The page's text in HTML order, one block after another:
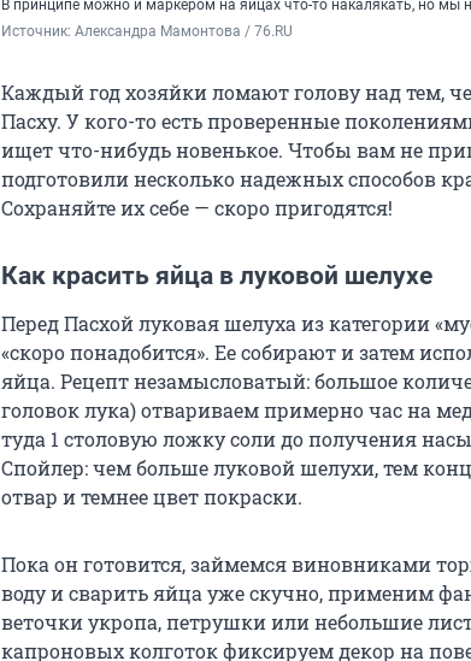
В принципе можно и маркером на яйцах что-то накалякать, но мы
Источник: Александра Мамонтова / 76.RU
Каждый год хозяйки ломают голову над тем,
Пасху. У кого-то есть проверенные
ищет что-нибудь новенькое. Чтобы вам не
подготовили несколько надежных способов
Сохраняйте их себе — скоро пригодятся!
Как красить яйца в луковой шелухе
Перед Пасхой луковая шелуха из категории
«скоро понадобится». Ее собирают и затем
яйца. Рецепт незамысловатый: большое
головок лука) отвариваем примерно час на
туда 1 столовую ложку соли до получения
Спойлер: чем больше луковой шелухи, тем
отвар и темнее цвет покраски.
Пока он готовится, займемся виновниками
воду и сварить яйца уже скучно, применим
веточки укропа, петрушки или небольшие
капроновых колготок фиксируем декор на